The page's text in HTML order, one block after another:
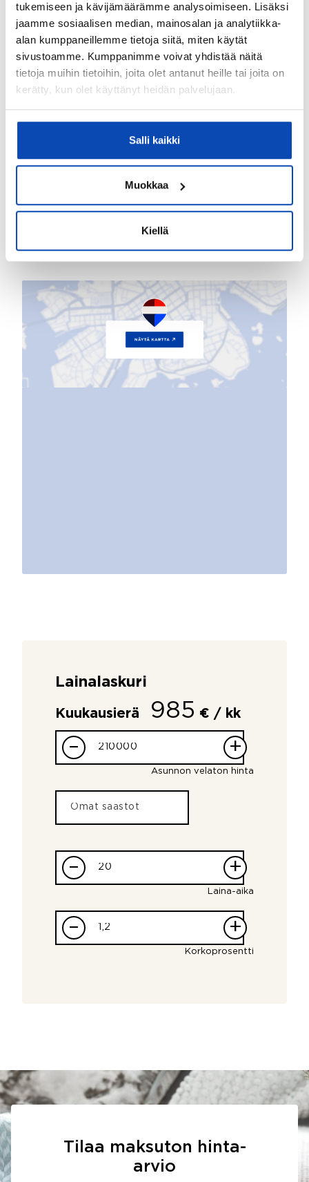
tukemiseen ja kävijämäärämme analysoimiseen. Lisäksi
jaamme sosiaalisen median, mainosalan ja analytiikka-
alan kumppaneillemme tietoja siitä, miten käytät
sivustoamme. Kumppanimme voivat yhdistää näitä
tietoja muihin tietoihin, joita olet antanut heille tai joita on
kerätty, kun olet käyttänyt heidän palvelujaan.
Salli kaikki
Muokkaa
Kiellä
Tontti ja kaavoitus
Tontin pinta-ala:
537 m
Tontin omistus:
Kartta
Lainalaskuri
Kuukausierä 985 € / kk
– +
Asunnon velaton hinta
– +
Laina-aika
– +
Korkoprosentti
Tilaa maksuton hinta-
arvio